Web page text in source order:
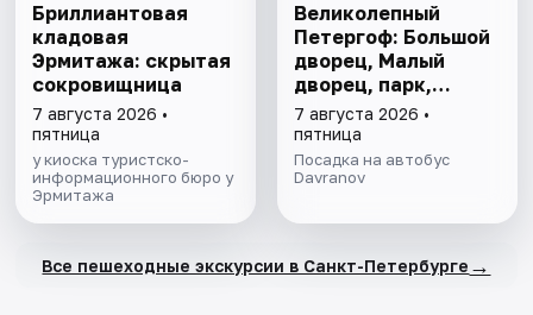
Бриллиантовая
кладовая
Эрмитажа: скрытая
сокровищница
7 августа 2026 •
пятница
у киоска туристско-
информационного бюро у
Эрмитажа
Великолепный
Петергоф: Большой
дворец, Малый
дворец, парк,
фонтаны
7 августа 2026 •
пятница
Посадка на автобус
Davranov
Все пешеходные экскурсии в Санкт-Петербурге →